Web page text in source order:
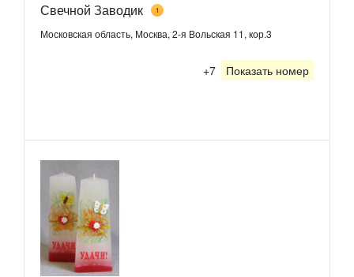
Свечной Заводик 1
Московская область, Москва, 2-я Вольская 11, кор.3
+7 Показать номер